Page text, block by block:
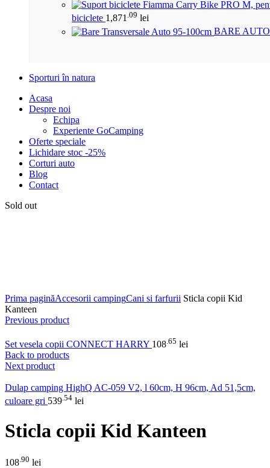
biciclete 1,871 .09 lei
BARE
Sporturi în natura
Acasa
Despre noi
Echipa
Experiente GoCamping
Oferte speciale
Lichidare stoc -25%
Corturi auto
Blog
Contact
Sold out
Prima paginăAccesorii campingCani si farfurii Sticla copii Kid
Kanteen
Previous product
Set vesela copii CONNECT HARRY 108 .65 lei
Back to products
Next product
Dulap camping HighQ AC-059 V2, l 60cm, H 96cm, Ad 51,5cm,
culoare gri 539 .54 lei
Sticla copii Kid Kanteen
108.90 lei